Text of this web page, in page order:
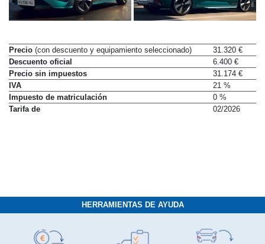
Precio(con descuento y equipamiento seleccionado)
31.320 €
Descuento oficial
6.400 €
Precio sin impuestos
31.174 €
IVA
21 %
Impuesto de matriculación
0 %
HERRAMIENTAS DE AYUDA